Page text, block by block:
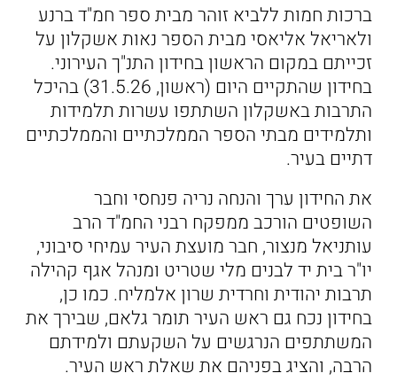
ברכות חמות ללביא זוהר מבית ספר חמ"ד ברנע
ולאריאל אליאסי מבית הספר נאות אשקלון על
זכייתם במקום הראשון בחידון התנ"ך העירוני.
בחידון שהתקיים היום (ראשון, 31.5.26) בהיכל
התרבות באשקלון השתתפו עשרות תלמידות
ותלמידים מבתי הספר הממלכתיים והממלכתיים
דתיים בעיר.
את החידון ערך והנחה נריה פנחסי וחבר
השופטים הורכב ממפקח רבני החמ"ד הרב
עותניאל מנצור, חבר מועצת העיר עמיחי סיבוני,
יו"ר בית יד לבנים מלי שטריט ומנהל אגף קהילה
תרבות יהודית וחרדית שרון אלמליח. כמו כן,
בחידון נכח גם ראש העיר תומר גלאם, שבירך את
המשתתפים הנרגשים על השקעתם ולמידתם
הרבה, והציג בפניהם את שאלת ראש העיר.